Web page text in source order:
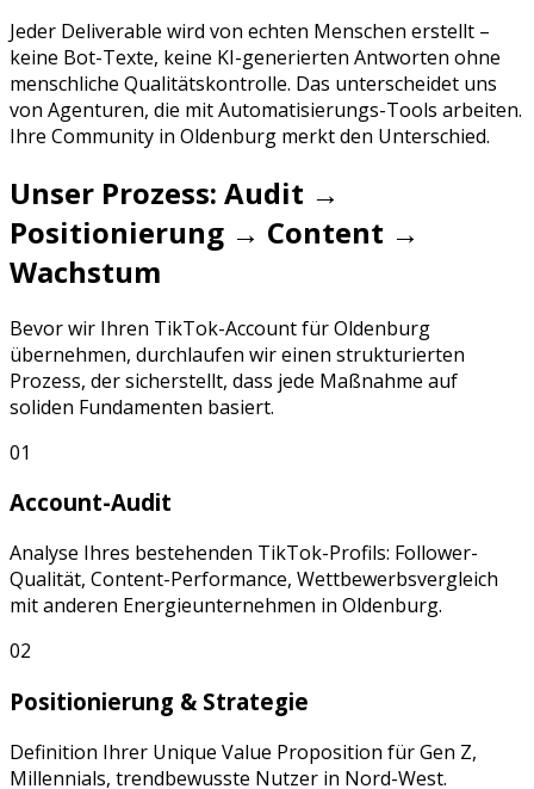
Jeder Deliverable wird von echten Menschen erstellt –
keine Bot-Texte, keine KI-generierten Antworten ohne
menschliche Qualitätskontrolle. Das unterscheidet uns
von Agenturen, die mit Automatisierungs-Tools arbeiten.
Ihre Community in Oldenburg merkt den Unterschied.
Unser Prozess: Audit →
Positionierung → Content →
Wachstum
Bevor wir Ihren TikTok-Account fürOldenburg
übernehmen, durchlaufen wir einen strukturierten
Prozess, der sicherstellt, dass jede Maßnahme auf
soliden Fundamenten basiert.
01
Account-Audit
Analyse Ihres bestehenden TikTok-Profils: Follower-
Qualität, Content-Performance, Wettbewerbsvergleich
mit anderen Energieunternehmen in Oldenburg.
02
Positionierung & Strategie
Definition Ihrer Unique Value Proposition fürGen Z,
Millennials, trendbewusste Nutzer in Nord-West.